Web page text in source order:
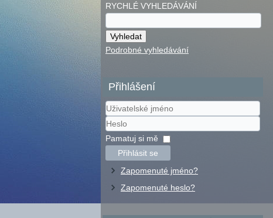
RYCHLÉ VYHLEDÁVÁNÍ
Podrobné vyhledávání
Přihlášení
Uživatelské
jméno
Heslo
Pamatuj si mě
Přihlásit se
Zapomenuté jméno?
Zapomenuté heslo?